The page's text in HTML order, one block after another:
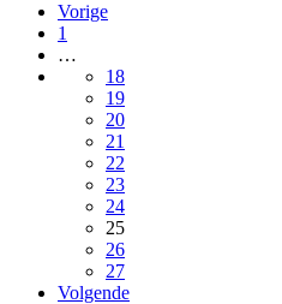
Vorige
1
…
18
19
20
21
22
23
24
25
26
27
Volgende